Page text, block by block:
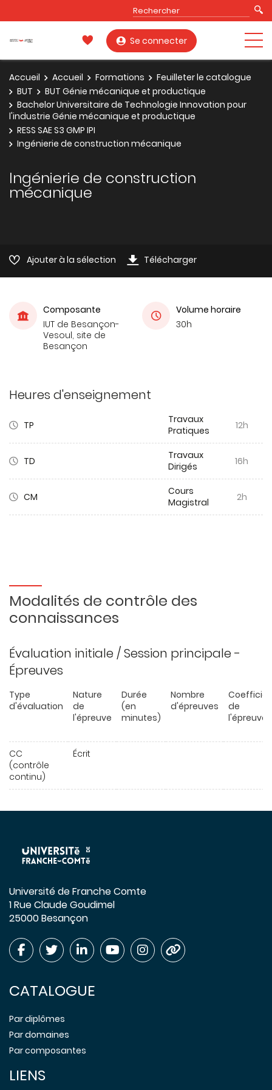
Se connecter
Accueil Accueil Formations
Feuilleter le catalogue
BUT
BUT Génie mécanique et productique
Bachelor Universitaire de Technologie Innovation pour
l'industrie Génie mécanique et productique
RESS SAE S3 GMP IPI
Ingénierie de construction mécanique
Ingénierie de construction
mécanique
Ajouter à la sélection Télécharger
Composante
IUT de Besançon-
Vesoul, site de
Besançon
Volume horaire
30h
Heures d'enseignement
TP
Travaux
Pratiques
12h
TD
Travaux
Dirigés
16h
CM
Cours
Magistral
2h
Modalités de contrôle des
connaissances
Évaluation initiale / Session principale -
Épreuves
Type
d'évaluation
Nature
de
l'épreuve
Durée
(en
minutes)
Nombre
d'épreuves
de
l'épreuve
CC
(contrôle
continu)
Écrit
Université de Franche Comte
1 Rue Claude Goudimel
25000 Besançon
CATALOGUE
Par diplômes
Par domaines
Par composantes
LIENS